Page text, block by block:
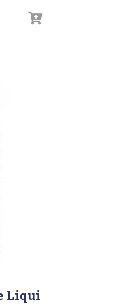
Liqui